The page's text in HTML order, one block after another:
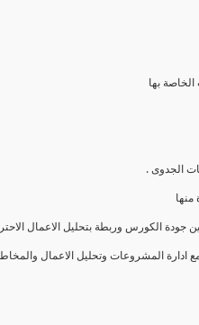
بها
الجدوى .
جودة الكورس وربطة بتحليل الاعمال
المشروعات وتحليل الاعمال